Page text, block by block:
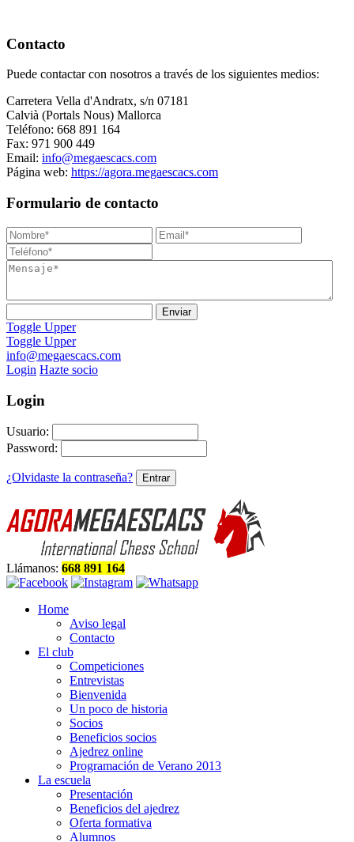
Contacto
Puede contactar con nosotros a través de los siguientes medios:
Carretera Vella d'Andratx, s/n 07181
Calvià (Portals Nous) Mallorca
Teléfono: 668 891 164
Fax: 971 900 449
Email: info@megaescacs.com
Página web: https://agora.megaescacs.com
Formulario de contacto
Toggle Upper
Toggle Upper
info@megaescacs.com
Login Hazte socio
Login
Usuario:
Password:
¿Olvidaste la contraseña?
Llámanos: 668 891 164
Home
Aviso legal
Contacto
El club
Competiciones
Entrevistas
Bienvenida
Un poco de historia
Socios
Beneficios socios
Ajedrez online
Programación de Verano 2013
La escuela
Presentación
Beneficios del ajedrez
Oferta formativa
Alumnos